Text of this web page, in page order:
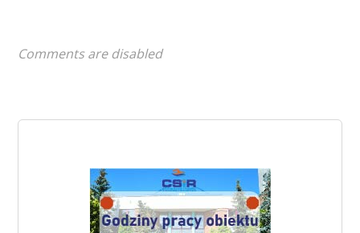
Comments are disabled